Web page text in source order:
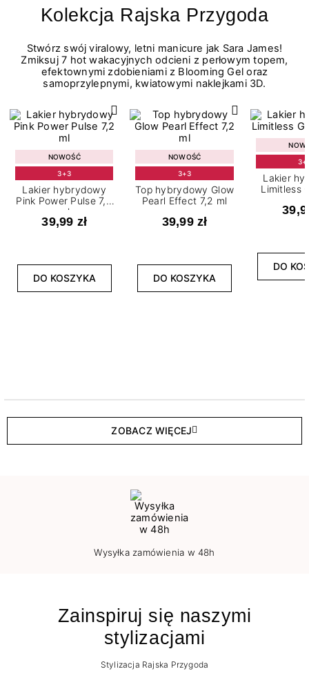
Kolekcja Rajska Przygoda
Stwórz swój viralowy, letni manicure jak Sara James!
Zmiksuj 7 hot wakacyjnych odcieni z perłowym topem,
efektownymi zdobieniami z Blooming Gel oraz
samoprzylepnymi, kwiatowymi naklejkami 3D.
NOWOŚĆ
3+3
Lakier hybrydowy
Pink Power Pulse 7,2
ml
39,99 zł
DO KOSZYKA
NOWOŚĆ
3+3
Top hybrydowy Glow
Pearl Effect 7,2 ml
39,99 zł
DO KOSZYKA
Lakier
Limitless
DO
ZOBACZ WIĘCEJ
Wysyłka zamówienia w 48h
Zainspiruj się naszymi
stylizacjami
Stylizacja Rajska Przygoda